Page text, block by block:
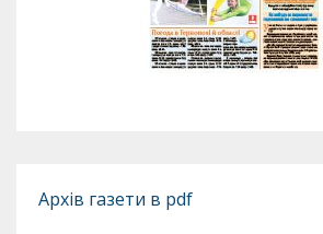
Архів газети в pdf